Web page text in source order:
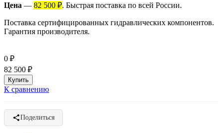
Цена — 82 500 ₽. Быстрая поставка по всей России.
Поставка сертифицированных гидравлических компонентов.
Гарантия производителя.
0 ₽
82 500 ₽
К сравнению
Поделиться